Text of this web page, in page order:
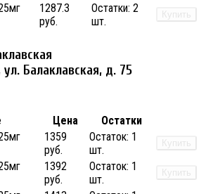
1287.3
руб.
Остатки: 2
шт.
Купить
Балаклавская, д. 75
Цена
Остатки
1359
руб.
Остаток: 1
шт.
Купить
1392
руб.
Остаток: 1
шт.
Купить